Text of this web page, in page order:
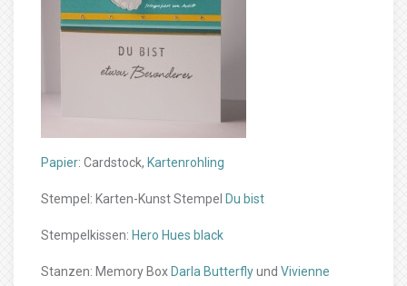
Papier: Cardstock, Kartenrohling
Stempel: Karten-Kunst Stempel Du bist
Stempelkissen: Hero Hues black
Stanzen: Memory Box Darla Butterflyund Vivienne